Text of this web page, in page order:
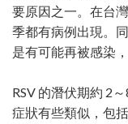
要原因之一。在台
季都有病例出現。
是有可能再被感染
RSV 的潛伏期約 2
症狀有些類似，包括